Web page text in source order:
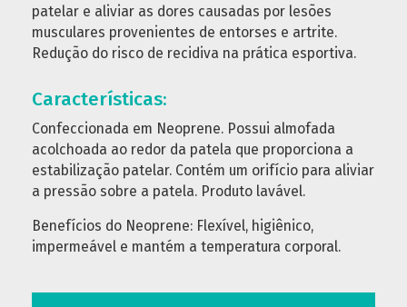
patelar e aliviar as dores causadas por lesões
musculares provenientes de entorses e artrite.
Redução do risco de recidiva na prática esportiva.
Características:
Confeccionada em Neoprene. Possui almofada
acolchoada ao redor da patela que proporciona a
estabilização patelar. Contém um orifício para aliviar
a pressão sobre a patela. Produto lavável.
Benefícios do Neoprene: Flexível, higiênico,
impermeável e mantém a temperatura corporal.